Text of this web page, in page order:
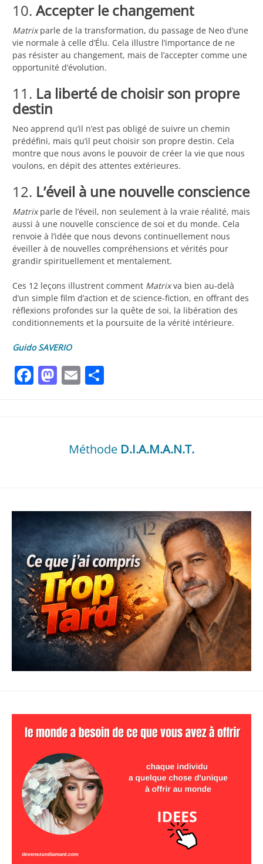
10. Accepter le changement
Matrixparle de la transformation, du passage de Neo d’une
vie normale à celle d’Élu. Cela illustre l’importance de ne
pas résister au changement, mais de l’accepter comme une
opportunité d’évolution.
11. La liberté de choisir son propre
destin
Neo apprend qu’il n’est pas obligé de suivre un chemin
prédéfini, mais qu’il peut choisir son propre destin. Cela
montre que nous avons le pouvoir de créer la vie que nous
voulons, en dépit des attentes extérieures.
12. L’éveil à une nouvelle conscience
Matrixparle de l’éveil, non seulement à la vraie réalité, mais
aussi à une nouvelle conscience de soi et du monde. Cela
renvoie à l’idée que nous devons continuellement nous
éveiller à de nouvelles compréhensions et vérités pour
grandir spirituellement et mentalement.
Ces 12 leçons illustrent comment Matrixva bien au-delà
d’un simple film d’action et de science-fiction, en offrant des
réflexions profondes sur la quête de soi, la libération des
conditionnements et la poursuite de la vérité intérieure.
Guido SAVERIO
Facebook
Mastodon
Email
Méthode D.I.A.M.A.N.T.